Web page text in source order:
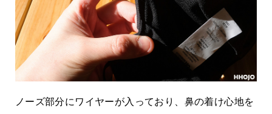
ノーズ部分にワイヤーが入っており、鼻の着け心地を